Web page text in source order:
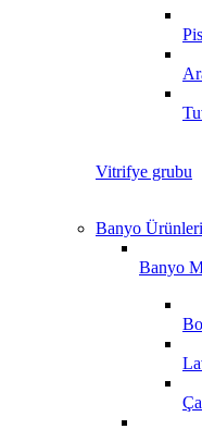
Vitrifye grubu
Banyo Ürünleri
Banyo